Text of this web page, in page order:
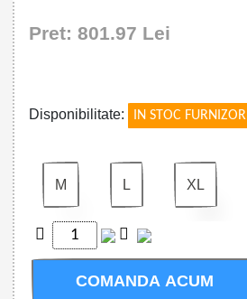
Pret: 801.97 Lei
Disponibilitate: IN STOC FURNIZOR
M L XL
COMANDA ACUM